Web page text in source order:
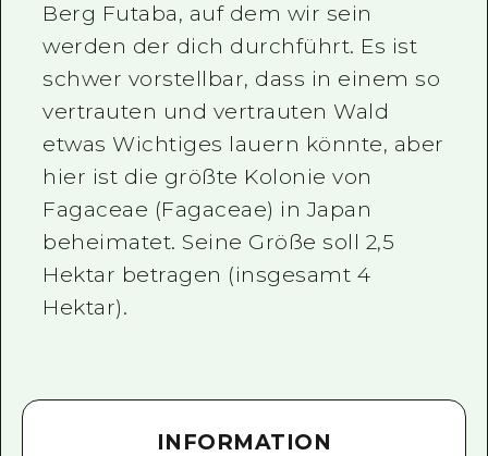
Berg Futaba, auf dem wir sein
werden der dich durchführt. Es ist
schwer vorstellbar, dass in einem so
vertrauten und vertrauten Wald
etwas Wichtiges lauern könnte, aber
hier ist die größte Kolonie von
Fagaceae (Fagaceae) in Japan
beheimatet. Seine Größe soll 2,5
Hektar betragen (insgesamt 4
Hektar).
INFORMATION